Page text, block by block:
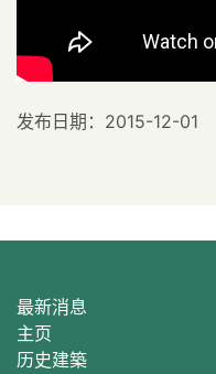
发布日期：2015-12-01
最新消息
主页
历史建築